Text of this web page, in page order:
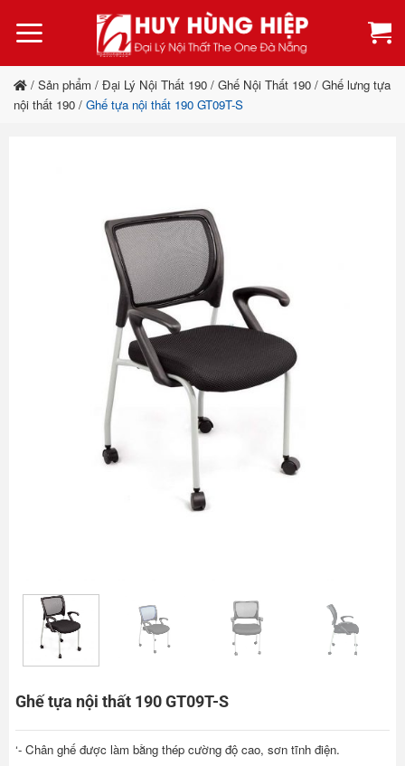
qua
dung
/ Sản phẩm / Đại Lý Nội Thất 190 / Ghế Nội Thất 190 / Ghế lưng tựa
nội thất 190 / Ghế tựa nội thất 190 GT09T-S
Ghế tựa nội thất 190 GT09T-S
‘- Chân ghế được làm bằng thép cường độ cao, sơn tĩnh điện.